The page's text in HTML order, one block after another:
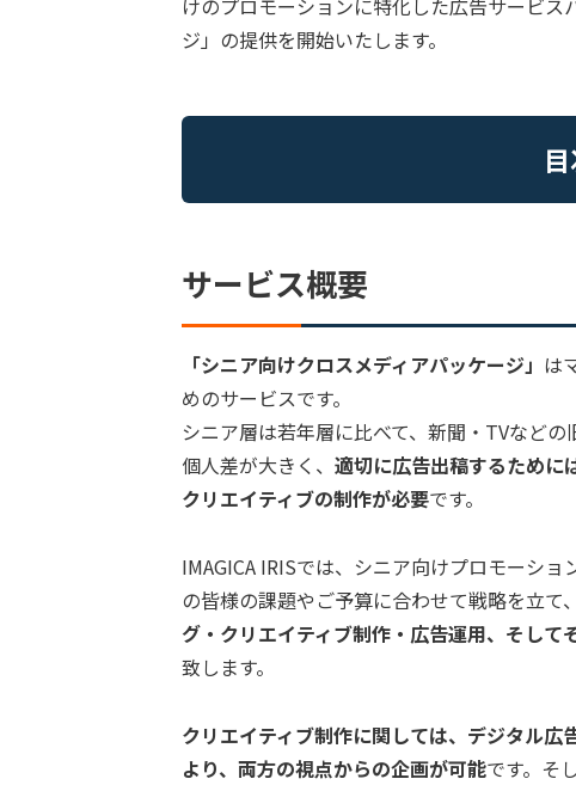
けのプロモーションに特化した広告サービ
ジ」の提供を開始いたします。
サービス概要
​「シニア向けクロスメディアパッケージ」 は
めのサービスです。
シニア層は若年層に比べて、新聞・TVなど
個人差が大きく、 適切に広告出稿するために
クリエイティブの制作が必要です。
IMAGICA IRISでは、シニア向けプロモーシ
の皆様の課題やご予算に合わせて戦略を立て、
グ・クリエイティブ制作・広告運用、そし
致します。
クリエイティブ制作に関しては、デジタル
より、両方の視点からの企画が可能です。そ